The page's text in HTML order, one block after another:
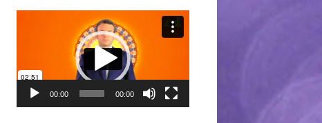
Lecteur
00:00 00:00